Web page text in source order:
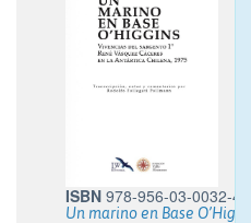
ISBN 978-956-03-0032-4
Un marino en Base